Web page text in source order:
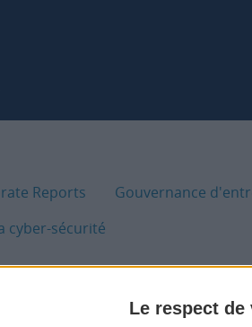
Le respect
Reports Gouvernance
cyber-sécurité